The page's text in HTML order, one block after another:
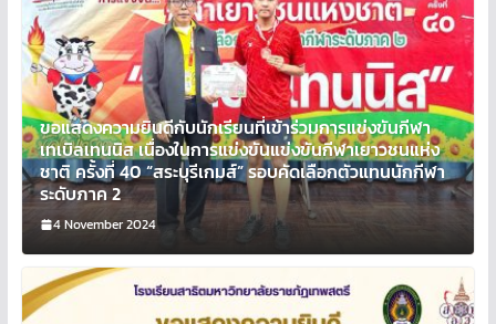
ขอแสดงความยินดีกับนักเรียนที่เข้าร่วมการแข่งขันกีฬา
เทเบิลเทนนิส เนื่องในการแข่งขันแข่งขันกีฬาเยาวชนแห่ง
ชาติ ครั้งที่ 40 “สระบุรีเกมส์” รอบคัดเลือกตัวแทนนักกีฬา
ระดับภาค 2
4 November 2024